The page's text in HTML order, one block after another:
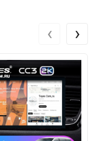
‹ ›